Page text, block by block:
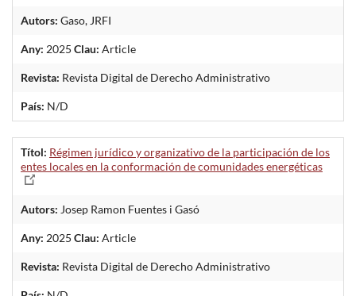
Autors: Gaso, JRFI
Any: 2025 Clau: Article
Revista: Revista Digital de Derecho Administrativo
País: N/D
Títol: Régimen jurídico y organizativo de la participación de los
entes locales en la conformación de comunidades energéticas
Autors: Josep Ramon Fuentes i Gasó
Any: 2025 Clau: Article
Revista: Revista Digital de Derecho Administrativo